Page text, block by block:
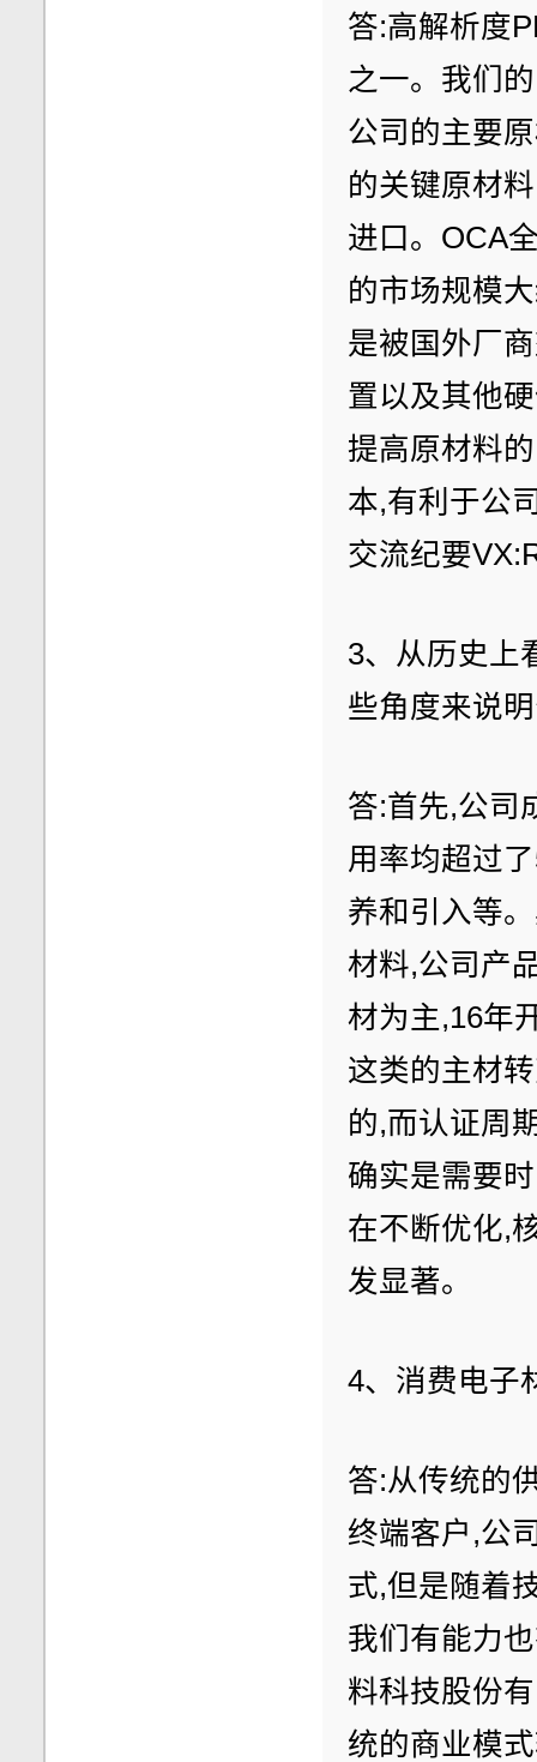
答:高解析度
之一。我们
公司的主要
的关键原材
进口。OCA
的市场规模
是被国外厂
置以及其他
提高原材料
本,有利于公
交流纪要
3、从历史上
些角度来说
答:首先,公司
用率均超过
养和引入等
材料,公司产
材为主,16年
这类的主材
的,而认证周
确实是需要
在不断优化,
发显著。
4、消费电子
答:从传统的
终端客户,公
式,但是随着
我们有能力
料科技股份
统的商业模